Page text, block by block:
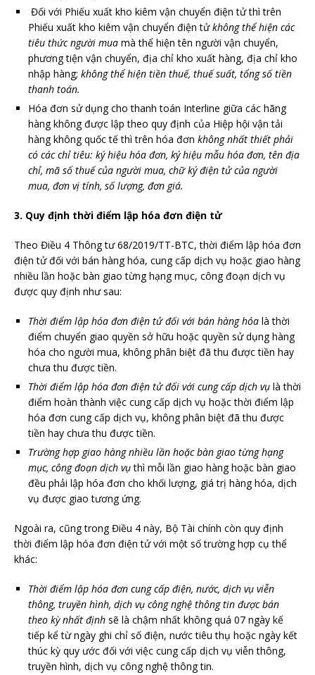
Đối với Phiếu xuất kho kiêm vận chuyển điện tử thì trên
Phiếu xuất kho kiêm vận chuyển điện tửkhông thể hiện các
tiêu thức người mua mà thể hiện tên người vận chuyển,
phương tiện vận chuyển, địa chỉ kho xuất hàng, địa chỉ kho
nhập hàng; không thể hiện tiền thuế, thuế suất, tổng số tiền
thanh toán.
Hóa đơn sử dụng cho thanh toán Interline giữa các hãng
hàng không được lập theo quy định của Hiệp hội vận tải
hàng không quốc tế thì trên hóa đơn không nhất thiết phải
có các chỉ tiêu: ký hiệu hóa đơn, ký hiệu mẫu hóa đơn, tên địa
chỉ, mã số thuế của người mua, chữ ký điện tử của người
mua, đơn vị tính, số lượng, đơn giá.
3. Quy định thời điểm lập hóa đơn điện tử
Theo Điều 4 Thông tư 68/2019/TT-BTC, thời điểm lập hóa đơn
điện tử đối với bán hàng hóa, cung cấp dịch vụ hoặc giao hàng
nhiều lần hoặc bàn giao từng hạng mục, công đoạn dịch vụ
được quy định như sau:
Thời điểm lập hóa đơn điện tử đối với bán hàng hóa là thời
điểm chuyển giao quyền sở hữu hoặc quyền sử dụng hàng
hóa cho người mua, không phân biệt đã thu được tiền hay
chưa thu được tiền.
Thời điểm lập hóa đơn điện tử đối với cung cấp dịch vụ là thời
điểm hoàn thành việc cung cấp dịch vụ hoặc thời điểm lập
hóa đơn cung cấp dịch vụ, không phân biệt đã thu được
tiền hay chưa thu được tiền.
Trường hợp giao hàng nhiều lần hoặc bàn giao từng hạng
mục, công đoạn dịch vụthì mỗi lần giao hàng hoặc bàn giao
đều phải lập hóa đơn cho khối lượng, giá trị hàng hóa, dịch
vụ được giao tương ứng.
Ngoài ra, cũng trong Điều 4 này, Bộ Tài chính còn quy định
thời điểm lập hóa đơn điện tử với một số trường hợp cụ thể
khác:
Thời điểm lập hóa đơn cung cấp điện, nước, dịch vụ viễn
thông, truyền hình, dịch vụ công nghệ thông tin được bán
theo kỳ nhất định sẽ là chậm nhất không quá 07 ngày kế
tiếp kể từ ngày ghi chỉ số điện, nước tiêu thụ hoặc ngày kết
thúc kỳ quy ước đối với việc cung cấp dịch vụ viễn thông,
truyền hình, dịch vụ công nghệ thông tin.